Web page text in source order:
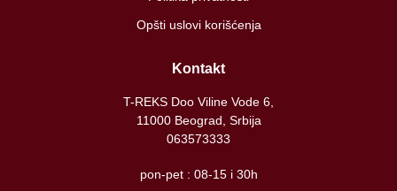
Opšti uslovi korišćenja
Kontakt
T-REKS Doo Viline Vode 6,
11000 Beograd, Srbija
063573333
pon-pet : 08-15 i 30h